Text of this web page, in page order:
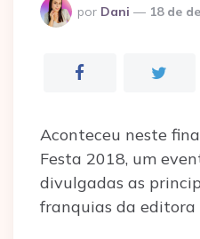
Postado
por
por Dani 18 de
Aconteceu neste
Festa 2018, um
divulgadas as
franquias da editora